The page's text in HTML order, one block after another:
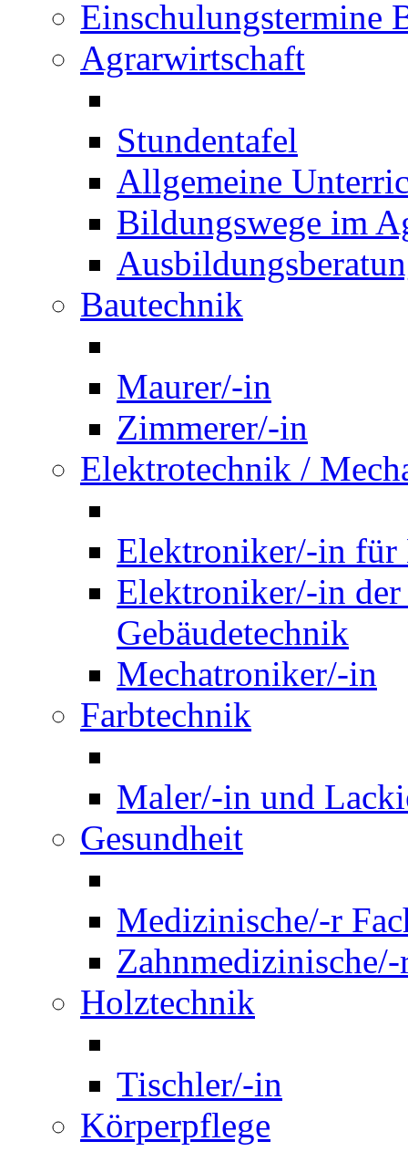
Einschulungstermine
Agrarwirtschaft
Stundentafel
Allgemeine
Bildungswege im
Bautechnik
Maurer/-in
Zimmerer/-in
Elektrotechnik /
Elektroniker/-in für
Elektroniker/-in
Gebäudetechnik
Mechatroniker/-in
Farbtechnik
Maler/-in und
Gesundheit
Medizinische/-r
Holztechnik
Tischler/-in
Körperpflege